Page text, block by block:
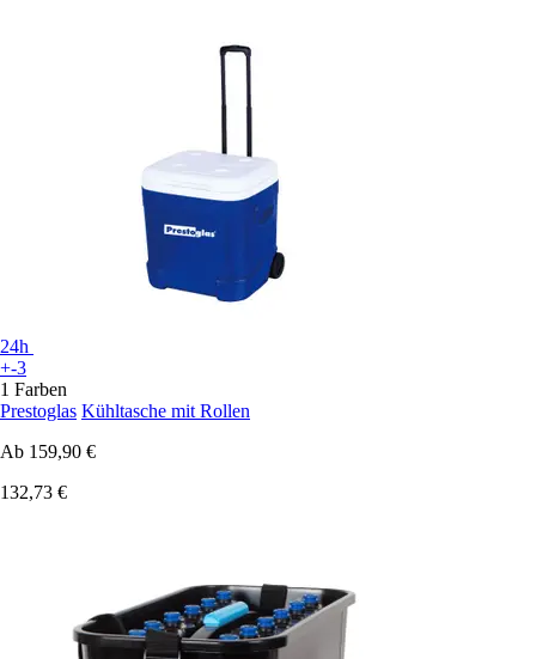
24h
+-3
1 Farben
Prestoglas Kühltasche mit Rollen
Ab 159,90 €
132,73 €